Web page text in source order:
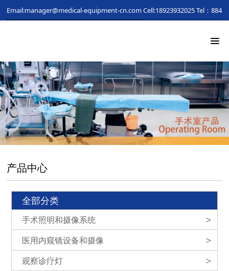
Email:manager@medical-equipment-cn.comCell:18923932025Tel：
产品中心
全部分类
手术照明和摄像系统
>
医用内窥镜设备和摄像
>
观察诊疗灯
>